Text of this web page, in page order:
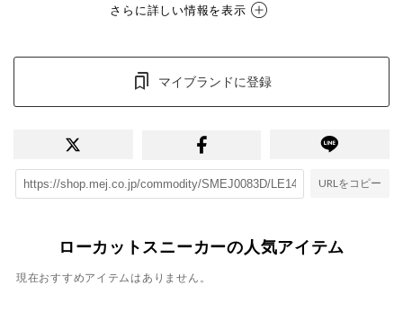
さらに詳しい情報を表示
マイブランドに登録
URLをコピー
ローカットスニーカーの人気アイテム
現在おすすめアイテムはありません。